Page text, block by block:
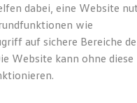
Leasing
sehr
dabei, eine Website
wie
auf sichere Bereiche
Website kann ohne diese